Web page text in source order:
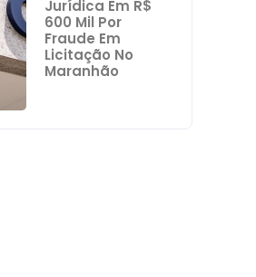
Jurídica Em R$
600 Mil Por
Fraude Em
Licitação No
Maranhão